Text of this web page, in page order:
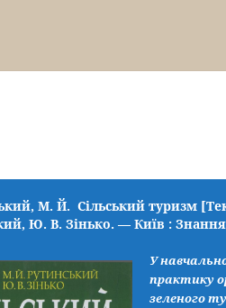
М. Й.Сільський туризм
Ю. В. Зінько. — Київ :
У
практику
зеленого